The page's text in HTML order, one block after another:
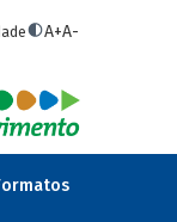
A+A-